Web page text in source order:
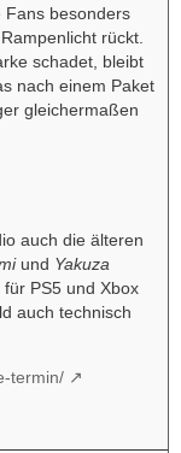
Fans besonders
rückt.
schadet, bleibt
nach einem Paket
gleichermaßen
auch die älteren
und Yakuza
PS5 und Xbox
auch technisch
termin/